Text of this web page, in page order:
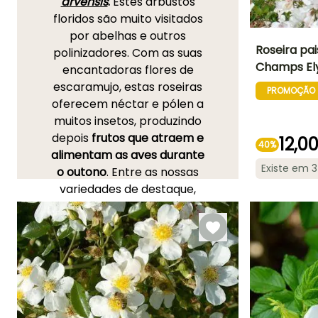
floridos são muito visitados
por abelhas e outros
polinizadores. Com as suas
encantadoras flores de
escaramujo, estas roseiras
oferecem néctar e pólen a
muitos insetos, produzindo
depois frutos que atraem e
alimentam as aves durante
o outono. Entre as nossas
variedades de destaque,
encontra-se a magnífica
Roseira antiga 'Complicata'
com as suas grandes flores
rosa-vivo e centro
dourado, coberta de frutos
no outono. ARoseira David
Austin 'Wild Edric', robusta
maturidade
45 cm
Período de
Roseira
Champs
PROMOÇÃO
40%
Existe em